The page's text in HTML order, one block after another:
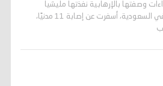
وصفتها بالإرهابية نفذتها مليشيا
الحوثي على منطقة نجران في السعودية، أسفرت عن إصابة 11 مدنيًا،
ب